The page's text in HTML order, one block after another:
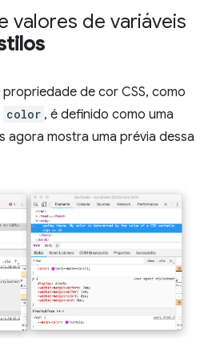
valores de variáveis
de cor CSS, como
color , é definido como uma
agora mostra uma prévia dessa